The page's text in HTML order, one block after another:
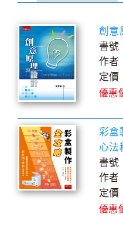
創意
書號
作者
定價
優惠
彩盒
心法
書號
作者
定價
優惠